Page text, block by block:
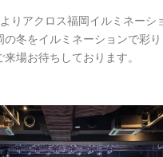
りアクロス福岡イルミネーシ
の冬をイルミネーションで彩り
場お待ちしております。